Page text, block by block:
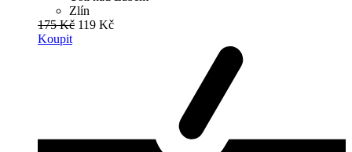
Zlín
175 Kč 119 Kč
Koupit